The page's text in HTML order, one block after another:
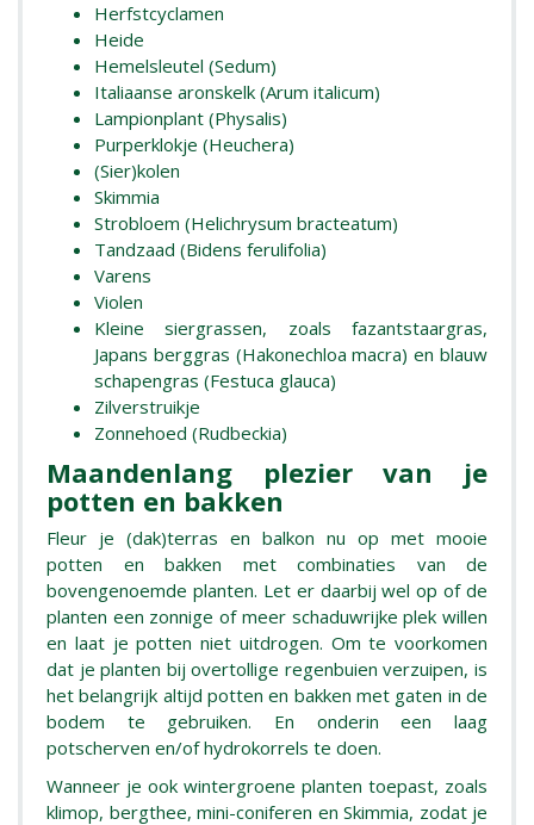
Herfstcyclamen
Heide
Hemelsleutel (Sedum)
Italiaanse aronskelk (Arum italicum)
Lampionplant (Physalis)
Purperklokje (Heuchera)
(Sier)kolen
Skimmia
Strobloem (Helichrysum bracteatum)
Tandzaad (Bidens ferulifolia)
Varens
Violen
Kleine siergrassen, zoals fazantstaargras,
Japans berggras (Hakonechloa macra) en blauw
schapengras (Festuca glauca)
Zilverstruikje
Zonnehoed (Rudbeckia)
Maandenlang plezier van je
potten en bakken
Fleur je (dak)terras en balkon nu op met mooie
potten en bakken met combinaties van de
bovengenoemde planten. Let er daarbij wel op of de
planten een zonnige of meer schaduwrijke plek willen
en laat je potten niet uitdrogen. Om te voorkomen
dat je planten bij overtollige regenbuien verzuipen, is
het belangrijk altijd potten en bakken met gaten in de
bodem te gebruiken. En onderin een laag
potscherven en/of hydrokorrels te doen.
Wanneer je ook wintergroene planten toepast, zoals
klimop, bergthee, mini-coniferen en Skimmia, zodat je